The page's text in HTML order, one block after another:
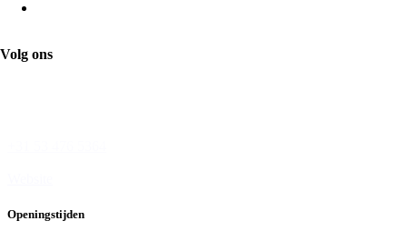
De Geveltoerist
Volg ons
Openingstijden